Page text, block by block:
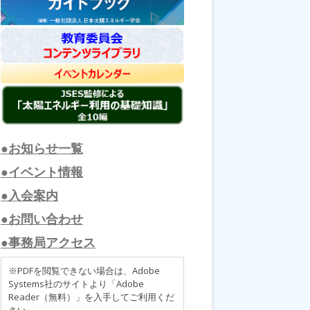
●お知らせ一覧
●イベント情報
●入会案内
●お問い合わせ
●事務局アクセス
※PDFを閲覧できない場合は、Adobe
Systems社のサイトより「Adobe
Reader（無料）」を入手してご利用くだ